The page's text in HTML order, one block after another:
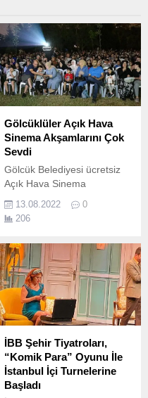
Gölcüklüler Açık Hava
Sinema Akşamlarını Çok
Sevdi
Gölcük Belediyesi ücretsiz
Açık Hava Sinema
“Kızım ve Ben” adlı filme
vatandaşlar yoğun ilgi
13.08.2022
0
206
İBB Şehir Tiyatroları,
“Komik Para” Oyunu İle
İstanbul İçi Turnelerine
Başladı